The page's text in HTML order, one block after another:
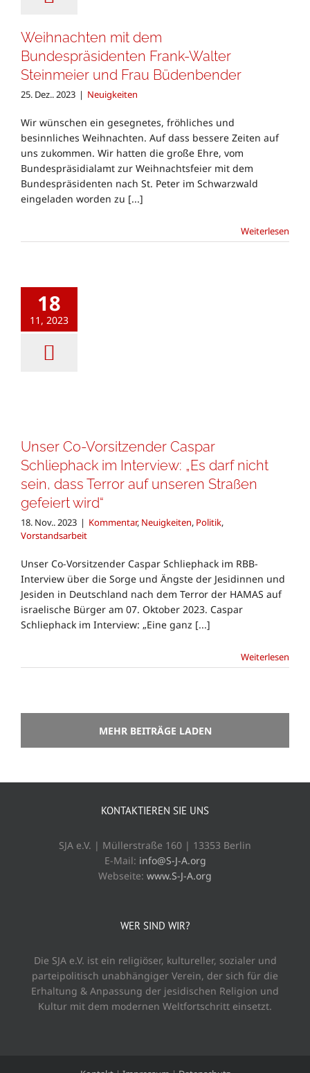
Weihnachten mit dem
Bundespräsidenten Frank-Walter
Steinmeier und Frau Büdenbender
25. Dez.. 2023 | Neuigkeiten
Wir wünschen ein gesegnetes, fröhliches und
besinnliches Weihnachten. Auf dass bessere Zeiten auf
uns zukommen. Wir hatten die große Ehre, vom
Bundespräsidialamt zur Weihnachtsfeier mit dem
Bundespräsidenten nach St. Peter im Schwarzwald
eingeladen worden zu [...]
Weiterlesen
18
11, 2023
Unser Co-Vorsitzender Caspar
Schliephack im Interview: „Es darf nicht
sein, dass Terror auf unseren Straßen
gefeiert wird“
18. Nov.. 2023 | Kommentar, Neuigkeiten, Politik,
Vorstandsarbeit
Unser Co-Vorsitzender Caspar Schliephack im RBB-
Interview über die Sorge und Ängste der Jesidinnen und
Jesiden in Deutschland nach dem Terror der HAMAS auf
israelische Bürger am 07. Oktober 2023. Caspar
Schliephack im Interview: „Eine ganz [...]
Weiterlesen
MEHR BEITRÄGE LADEN
KONTAKTIEREN SIE UNS
SJA e.V. | Müllerstraße 160 | 13353 Berlin
E-Mail: info@S-J-A.org
Webseite: www.S-J-A.org
WER SIND WIR?
Die SJA e.V. ist ein religiöser, kultureller, sozialer und
parteipolitisch unabhängiger Verein, der sich für die
Erhaltung & Anpassung der jesidischen Religion und
Kultur mit dem modernen Weltfortschritt einsetzt.